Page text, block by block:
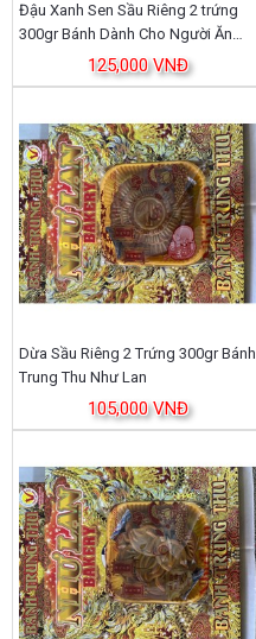
Đậu Xanh Sen Sầu Riêng 2 trứng
300gr Bánh Dành Cho Người Ăn
kiên Bánh Trung Thu Như Lan
125,000 VNĐ
Dừa Sầu Riêng 2 Trứng 300gr Bánh
Trung Thu Như Lan
105,000 VNĐ